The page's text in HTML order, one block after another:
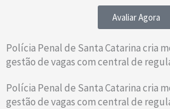
Avaliar Agora
Polícia Penal de Santa Catarina cria
gestão de vagas com central de
Polícia Penal de Santa Catarina cria
gestão de vagas com central de